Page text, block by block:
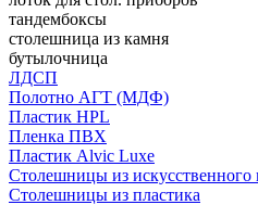
тандембоксы
столешница из камня
бутылочница
ЛДСП
Полотно АГТ (МДФ)
Пластик HPL
Пленка ПВХ
Пластик Alvic Luxe
Столешницы из искусственного
Столешницы из пластика